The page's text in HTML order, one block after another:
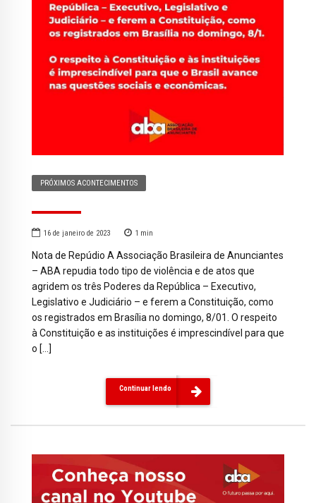
PRÓXIMOS ACONTECIMENTOS
16 de janeiro de 2023 1 min
Nota de Repúdio A Associação Brasileira de Anunciantes
– ABA repudia todo tipo de violência e de atos que
agridem os três Poderes da República – Executivo,
Legislativo e Judiciário – e ferem a Constituição, como
os registrados em Brasília no domingo, 8/01. O respeito
à Constituição e as instituições é imprescindível para que
o […]
Continuar lendo